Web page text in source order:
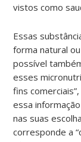
vistos como
Essas
forma natural
possível
esses
fins
essa
nas suas
corresponde a